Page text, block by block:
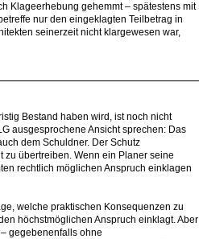
Klageerhebung gehemmt – spätestens mit
nur den eingeklagten Teilbetrag in
seinerzeit nicht klargewesen war,
Bestand haben wird, ist noch nicht
ausgesprochene Ansicht sprechen: Das
dem Schuldner. Der Schutz
zu übertreiben. Wenn ein Planer seine
rechtlich möglichen Anspruch einklagen
welche praktischen Konsequenzen zu
höchstmöglichen Anspruch einklagt. Aber
gegebenenfalls ohne